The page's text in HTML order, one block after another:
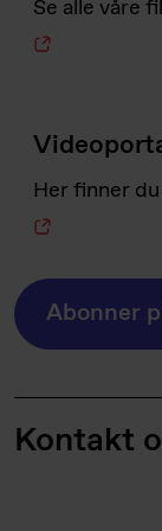
Se alle våre
Her finner
Abonner
Kontakt